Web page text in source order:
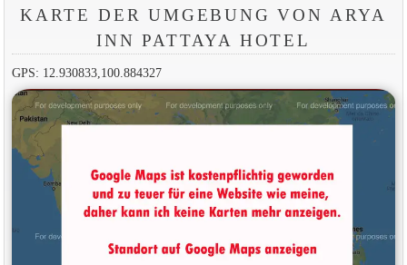
KARTE DER UMGEBUNG VON ARYA
INN PATTAYA HOTEL
GPS: 12.930833,100.884327